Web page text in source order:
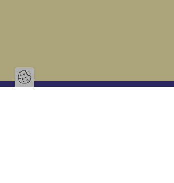
Ouvrir la barre de